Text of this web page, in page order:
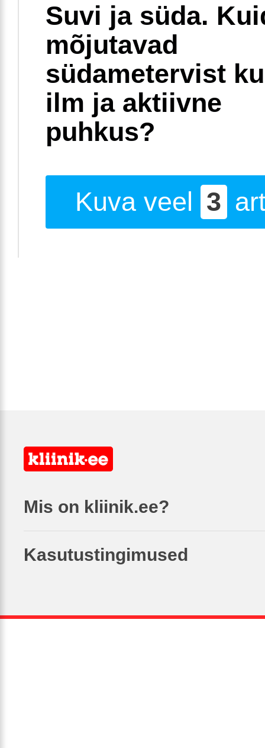
Suvi ja süda.
mõjutavad
südametervist
ilm ja aktiivne
puhkus?
Kuva veel 3
Mis on kliinik.ee?
Kasutustingimused